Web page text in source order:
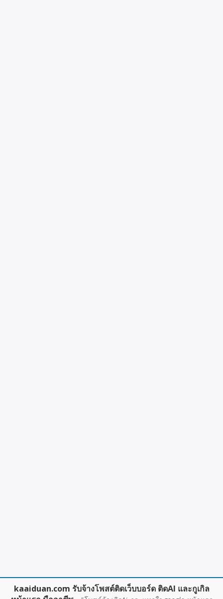
kaaiduan.com รับจ้างโพสต์ติดเว็บบอร์ด ติดAI และกูเกิล